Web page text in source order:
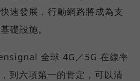
速發展，行動網路將成為支
礎設施。
全球 4G／5G 在線率
到六項第一的肯定，可以清